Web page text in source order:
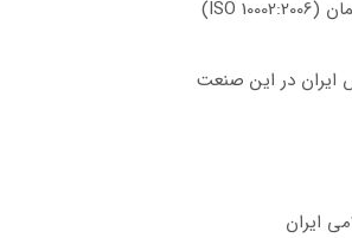
ایران در این صنعت
ایران